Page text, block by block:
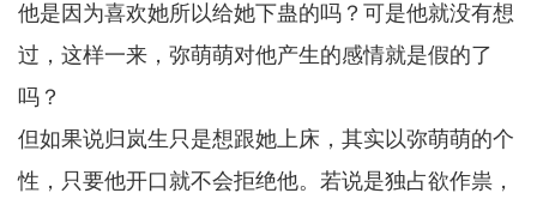
他是因为喜欢她所以给她下蛊的吗？可是他就没有想
过，这样一来，弥萌萌对他产生的感情就是假的了
吗？
但如果说归岚生只是想跟她上床，其实以弥萌萌的个
性，只要他开口就不会拒绝他。若说是独占欲作祟，